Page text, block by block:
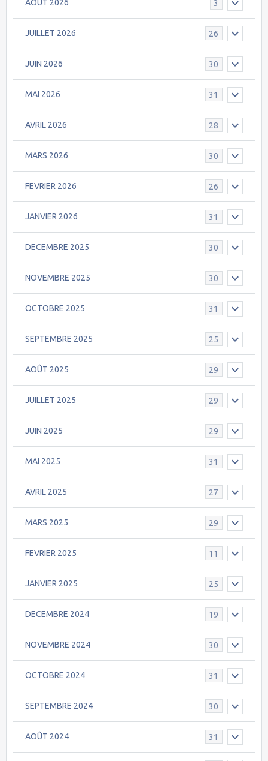
AOÛT 2026 3
JUILLET 2026 26
JUIN 2026 30
MAI 2026 31
AVRIL 2026 28
MARS 2026 30
FEVRIER 2026 26
JANVIER 2026 31
DECEMBRE 2025 30
NOVEMBRE 2025 30
OCTOBRE 2025 31
SEPTEMBRE 2025 25
AOÛT 2025 29
JUILLET 2025 29
JUIN 2025 29
MAI 2025 31
AVRIL 2025 27
MARS 2025 29
FEVRIER 2025 11
JANVIER 2025 25
DECEMBRE 2024 19
NOVEMBRE 2024 30
OCTOBRE 2024 31
SEPTEMBRE 2024 30
AOÛT 2024 31